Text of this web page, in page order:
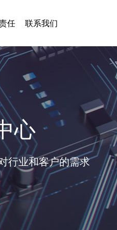
任 联系我们
心
行业和客户的需求